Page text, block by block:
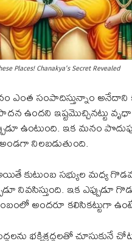
Places! Chanakya’s Secret Revealed
ఎంత సంపాదిస్తున్నాం అనేదాని
ఉందని ఇష్టమొచ్చినట్టు వృధా
ఉంటుంది. ఇక మనం
నిలబడుతుంది.
కుటుంబ సభ్యుల మధ్య
నివసిస్తుంది. ఇక ఎప్పుడూ
అందరూ కలిసికట్టుగా ఉంటే
భక్తిశ్రద్ధలతో